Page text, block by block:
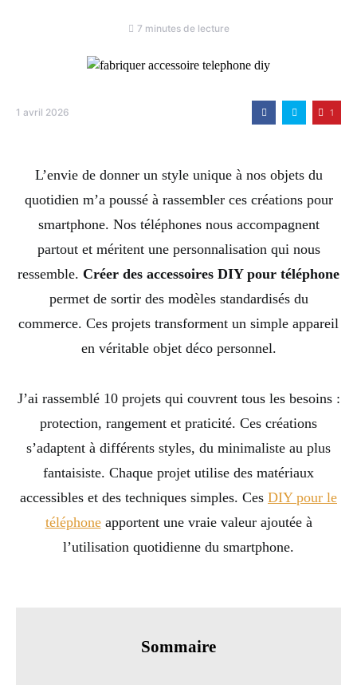
7 minutes de lecture
1 avril 2026 1
L’envie de donner un style unique à nos objets du
quotidien m’a poussé à rassembler ces créations pour
smartphone. Nos téléphones nous accompagnent
partout et méritent une personnalisation qui nous
ressemble. Créer des accessoires DIY pour téléphone
permet de sortir des modèles standardisés du
commerce. Ces projets transforment un simple appareil
en véritable objet déco personnel.
J’ai rassemblé 10 projets qui couvrent tous les besoins :
protection, rangement et praticité. Ces créations
s’adaptent à différents styles, du minimaliste au plus
fantaisiste. Chaque projet utilise des matériaux
accessibles et des techniques simples. Ces DIY pour le
téléphoneapportent une vraie valeur ajoutée à
l’utilisation quotidienne du smartphone.
Sommaire